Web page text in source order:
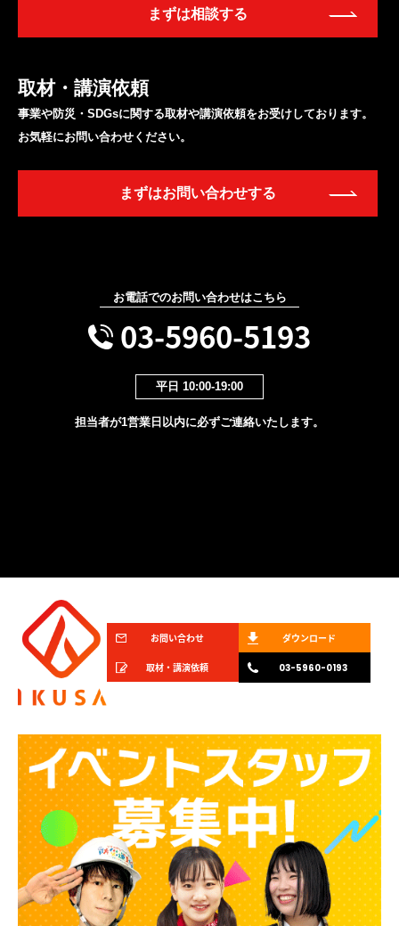
まずは相談する
取材・講演依頼
事業や防災・SDGsに関する取材や講演依頼をお受けしております。
お気軽にお問い合わせください。
まずはお問い合わせする
お電話でのお問い合わせはこちら
03-5960-5193
平日 10:00-19:00
担当者が1営業日以内に必ずご連絡いたします。
お問い合わせ ダウンロード
取材・講演依頼 03-5960-0193